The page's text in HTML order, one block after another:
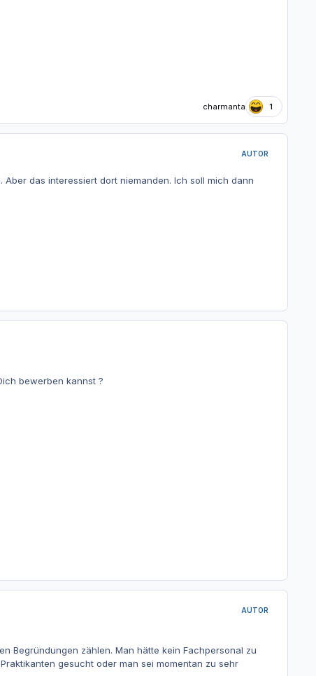
charmanta 1
AUTOR
das interessiert dort niemanden. Ich soll mich dann
bewerben kannst ?
AUTOR
Begründungen zählen. Man hätte kein Fachpersonal zu
gesucht oder man sei momentan zu sehr